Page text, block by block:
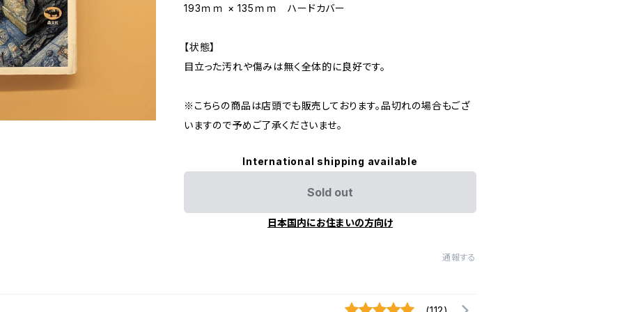
193ｍｍ × 135ｍｍ ハードカバー
【状態】
目立った汚れや傷みは無く全体的に良好です。
※こちらの商品は店頭でも販売しております。品切れの場合もござ
いますので予めご了承くださいませ。
International shipping available
Sold out
日本国内にお住まいの方向け
通報する